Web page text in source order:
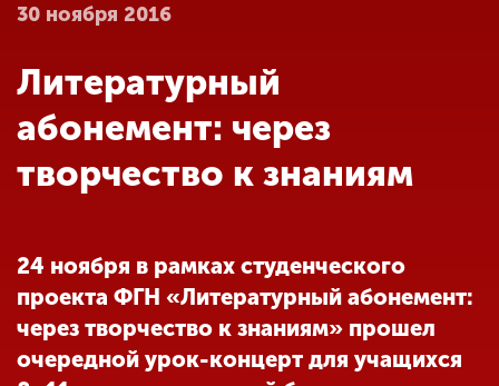
Абитуриенту
Обучение
Наука
Международная
деятельность
30 ноября 2016
Литературный
абонемент: через
творчество к знаниям
24 ноября в рамках студенческого
проекта ФГН «Литературный абонемент:
через творчество к знаниям» прошел
очередной урок-концерт для учащихся